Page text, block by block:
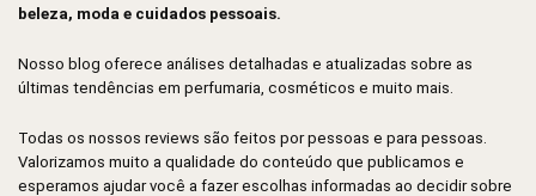
beleza, moda e cuidados pessoais.
Nosso blog oferece análises detalhadas e atualizadas sobre as
últimas tendências em perfumaria, cosméticos e muito mais.
Todas os nossos reviews são feitos por pessoas e para pessoas.
Valorizamos muito a qualidade do conteúdo que publicamos e
esperamos ajudar você a fazer escolhas informadas ao decidir sobre